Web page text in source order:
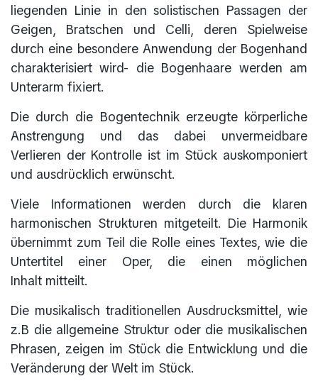
liegenden Linie in den solistischen Passagen der
Geigen, Bratschen und Celli, deren Spielweise
durch eine besondere Anwendung der Bogenhand
charakterisiert wird- die Bogenhaare werden am
Unterarm fixiert.
Die durch die Bogentechnik erzeugte körperliche
Anstrengung und das dabei unvermeidbare
Verlieren der Kontrolle ist im Stück auskomponiert
und ausdrücklich erwünscht.
Viele Informationen werden durch die klaren
harmonischen Strukturen mitgeteilt. Die Harmonik
übernimmt zum Teil die Rolle eines Textes, wie die
Untertitel einer Oper, die einen möglichen
Inhalt mitteilt.
Die musikalisch traditionellen Ausdrucksmittel, wie
z.B die allgemeine Struktur oder die musikalischen
Phrasen, zeigen im Stück die Entwicklung und die
Veränderung der Welt im Stück.